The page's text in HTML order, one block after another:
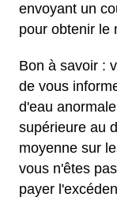
envoyant un
pour obtenir le
Bon à savoir :
de vous
d'eau
supérieure au
moyenne sur
vous n'êtes
payer